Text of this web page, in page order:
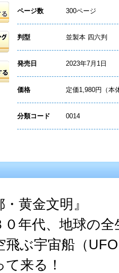
ページ数 300ページ
判型 並製本 四六判
発売日 2023年7月1日
価格 定価1,980円（本
分類コード 0014
・黄金文明』
０年代、地球の
飛ぶ宇宙船（
て来る！